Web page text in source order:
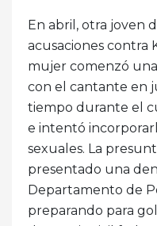
En abril, otra joven
acusaciones contra
mujer comenzó
con el cantante en
tiempo durante el
e intentó
sexuales. La
presentado una
Departamento de
preparando para